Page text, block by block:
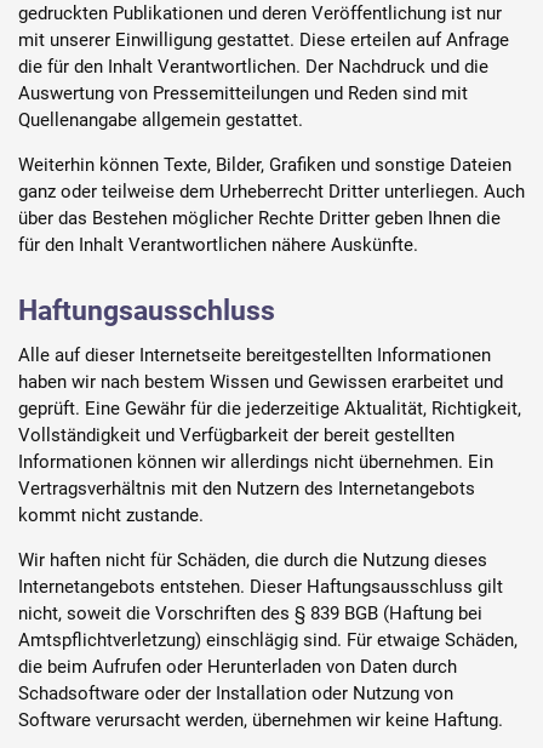
gedruckten Publikationen und deren Veröffentlichung ist nur
mit unserer Einwilligung gestattet. Diese erteilen auf Anfrage
die für den Inhalt Verantwortlichen. Der Nachdruck und die
Auswertung von Pressemitteilungen und Reden sind mit
Quellenangabe allgemein gestattet.
Weiterhin können Texte, Bilder, Grafiken und sonstige Dateien
ganz oder teilweise dem Urheberrecht Dritter unterliegen. Auch
über das Bestehen möglicher Rechte Dritter geben Ihnen die
für den Inhalt Verantwortlichen nähere Auskünfte.
Haftungsausschluss
Alle auf dieser Internetseite bereitgestellten Informationen
haben wir nach bestem Wissen und Gewissen erarbeitet und
geprüft. Eine Gewähr für die jederzeitige Aktualität, Richtigkeit,
Vollständigkeit und Verfügbarkeit der bereit gestellten
Informationen können wir allerdings nicht übernehmen. Ein
Vertragsverhältnis mit den Nutzern des Internetangebots
kommt nicht zustande.
Wir haften nicht für Schäden, die durch die Nutzung dieses
Internetangebots entstehen. Dieser Haftungsausschluss gilt
nicht, soweit die Vorschriften des § 839 BGB (Haftung bei
Amtspflichtverletzung) einschlägig sind. Für etwaige Schäden,
die beim Aufrufen oder Herunterladen von Daten durch
Schadsoftware oder der Installation oder Nutzung von
Software verursacht werden, übernehmen wir keine Haftung.